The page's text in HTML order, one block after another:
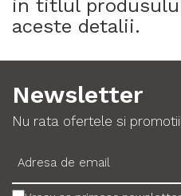
in titlul
aceste detalii.
Newsletter
Nu rata ofertele si